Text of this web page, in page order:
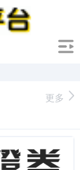
更多